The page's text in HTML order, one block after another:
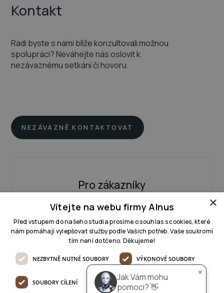
Kontakt
Rádi byste s námi blíže konzultovali možnou
spolupráci? Neváhejte nás oslovit k
nezávaznému setkání či hovoru.
NEZÁVAZNĚ KONTAKTOVAT
Pro zákazníky
EMAIL
ZAVOLAT
×
Vítejte na webu firmy Alnus
Před vstupem do našeho studia prosíme o souhlas s cookies, které
nám pomáhají vylepšovat služby podle Vašich potřeb. Vaše soukromí
tím není dotčeno. Děkujeme!
NEZBYTNĚ NUTNÉ SOUBORY VÝKONOVÉ SOUBORY
SOUBORY CÍLENÍ FUNKČNÍ SOUBORY
Jak Vám mohu
pomoci? 👋
×
projekt řešíte?